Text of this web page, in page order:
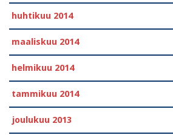
huhtikuu 2014
maaliskuu 2014
helmikuu 2014
tammikuu 2014
joulukuu 2013